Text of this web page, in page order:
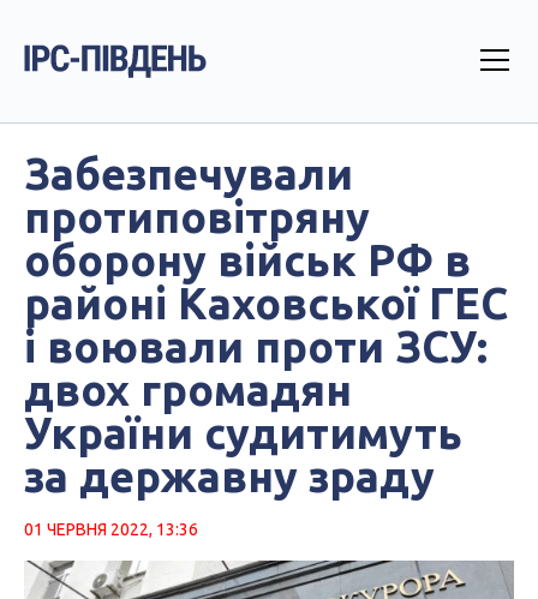
Забезпечували
протиповітряну
оборону військ РФ в
районі Каховської ГЕС
і воювали проти ЗСУ:
двох громадян
України судитимуть
за державну зраду
01 ЧЕРВНЯ 2022, 13:36